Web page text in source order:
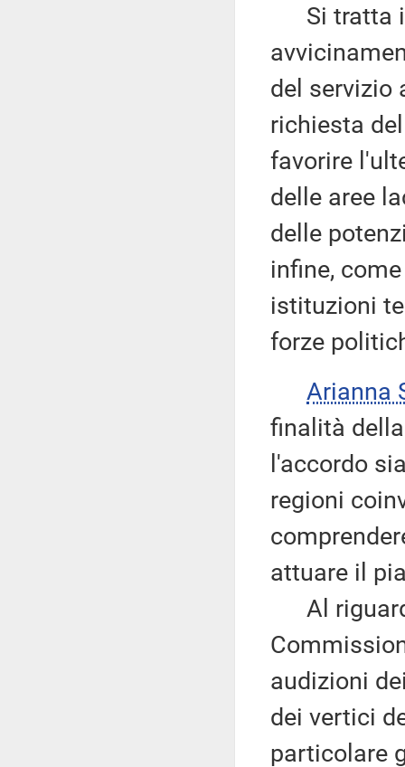
Si tratta
del servizio
richiesta
favorire
delle aree
delle
infine,
istituzioni
forze
Arianna
finalità
l'accordo
regioni
attuare il
Al
audizioni
dei vertici
particolare